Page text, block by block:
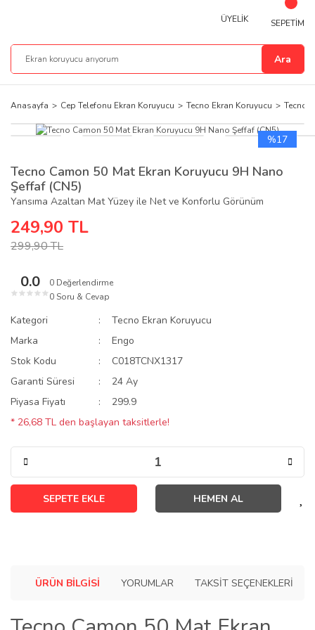
Ara
ÜYELİK SEPETİM
Anasayfa Cep Telefonu Ekran Koruyucu Tecno Ekran Koruyucu Tecno
%17
Tecno Camon 50 Mat Ekran Koruyucu 9H Nano
Şeffaf (CN5)
Yansıma Azaltan Mat Yüzey ile Net ve Konforlu Görünüm
249,90 TL
299,90 TL
0.0
★ ★ ★ ★ ★
0 Değerlendirme
0 Soru & Cevap
Kategori
Tecno Ekran Koruyucu
Marka
Engo
Stok Kodu
C018TCNX1317
Garanti Süresi
24 Ay
Piyasa Fiyatı
299.9
* 26,68 TL den başlayan taksitlerle!
SEPETE EKLE HEMEN AL
ÜRÜN BILGISI YORUMLAR TAKSIT SEÇENEKLERI